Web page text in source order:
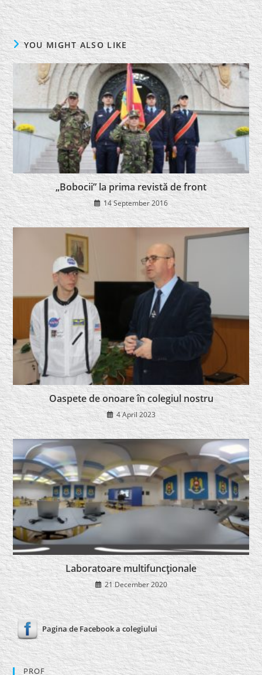
YOU MIGHT ALSO LIKE
„Bobocii” la prima revistă de front
14 September 2016
Oaspete de onoare în colegiul nostru
4 April 2023
Laboratoare multifuncţionale
21 December 2020
Pagina de Facebook a colegiului
PROF